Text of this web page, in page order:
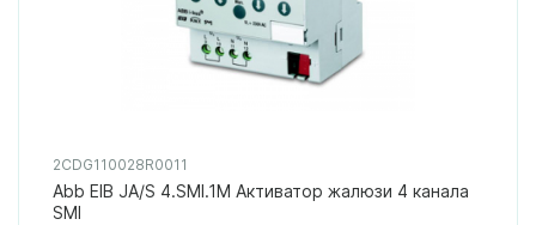
2CDG110028R0011
Abb EIB JA/S 4.SMI.1M Активатор жалюзи 4 канала
SMI